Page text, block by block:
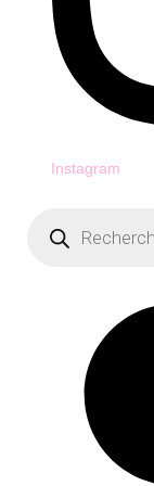
Instagram
produits